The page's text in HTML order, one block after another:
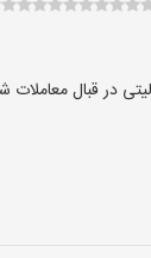
در قبال معاملات